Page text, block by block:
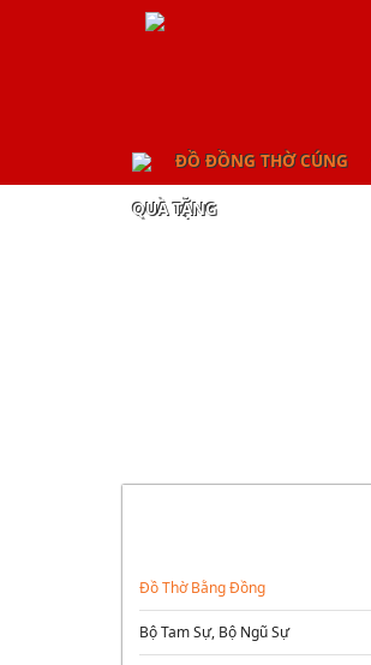
ĐỒ ĐỒNG THỜ CÚNG
QUÀ TẶNG
Đồ Thờ Bằng Đồng
Bộ Tam Sự, Bộ Ngũ Sự